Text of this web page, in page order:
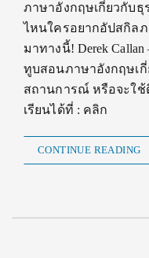
ภาษาอังกฤษเกี่ยวกับธุ
ไหนใครอยากอัปสกิลภ
มาทางนี้! Derek Callan
ทูบสอนภาษาอังกฤษเกี่
สถานการณ์ หรือจะใช้
เรียนได้ที่ : คลิก
CONTINUE READING